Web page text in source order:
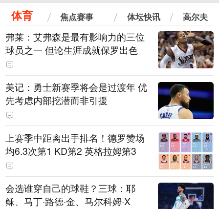
体育 焦点赛事 体坛快讯 高尔夫
弗莱：艾弗森是最有影响力的三位
球员之一 但论生涯成就保罗出色
美记：勇士新赛季将会是过渡年 优
先考虑内部挖潜而非引援
上赛季中距离出手排名！德罗赞场
均6.3次第1 KD第2 英格拉姆第3
会选谁穿自己的球鞋？三球：耶
稣、马丁·路德·金、马尔科姆·X